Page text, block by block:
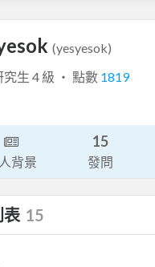
(yesyesok)
究生 4 級 ‧ 點數 1819
背景
15
發問
表 15